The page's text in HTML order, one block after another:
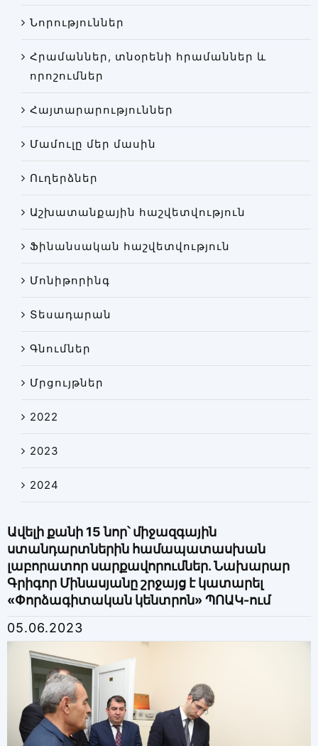
Գրադարան
Նորություններ
Հրամաններ, տնօրենի հրամաններ և
որոշումներ
Հայտարարություններ
Մամուլը մեր մասին
Ուղերձներ
Աշխատանքային հաշվետվություն
Ֆինանսական հաշվետվություն
Մոնիթորինգ
Տեսադարան
Գնումներ
Մրցույթներ
2022
2023
2024
Ավելի քանի 15 նոր՝ միջազգային
ստանդարտներին համապատասխան
լաբորատոր սարքավորումներ. Նախարար
Գրիգոր Մինասյանը շրջայց է կատարել
«Փորձագիտական կենտրոն» ՊՈԱԿ-ում
05.06.2023